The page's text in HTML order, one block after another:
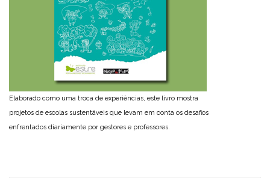
Elaborado como uma troca de experiências, este livro mostra
projetos de escolas sustentáveis que levam em conta os desafios
enfrentados diariamente por gestores e professores.